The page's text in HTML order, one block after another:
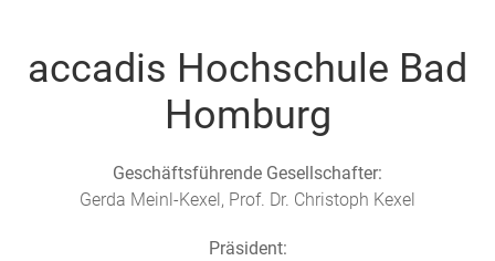
accadis Hochschule Bad
Homburg
Geschäftsführende Gesellschafter:
Gerda Meinl-Kexel, Prof. Dr. Christoph Kexel
Präsident: